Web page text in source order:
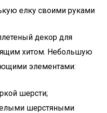
елку своими руками
декор для
хитом. Небольшую
элементами:
шерсти;
шерстяными